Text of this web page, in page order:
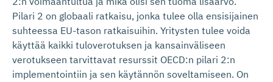
Pilari 2 on globaali ratkaisu, jonka tulee olla ensisijainen
suhteessa EU-tason ratkaisuihin. Yritysten tulee voida
käyttää kaikki tuloverotuksen ja kansainväliseen
verotukseen tarvittavat resurssit OECD:n pilari 2:n
implementointiin ja sen käytännön soveltamiseen. On